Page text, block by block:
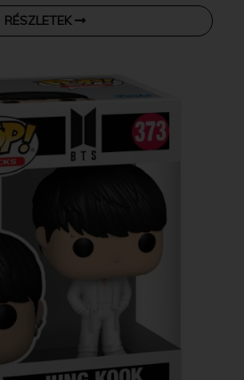
RÉSZLETEK